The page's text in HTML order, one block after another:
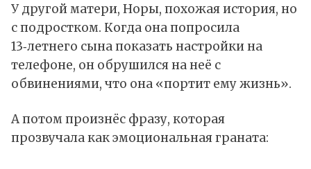
У другой матери, Норы, похожая история, но
с подростком. Когда она попросила
13‑летнего сына показать настройки на
телефоне, он обрушился на неё с
обвинениями, что она «портит ему жизнь».
А потом произнёс фразу, которая
прозвучала как эмоциональная граната: